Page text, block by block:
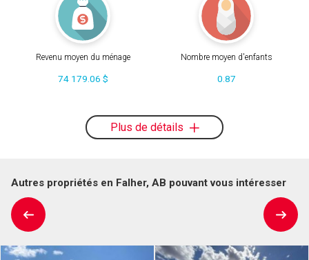
Revenu moyen du ménage
74 179.06 $
Nombre moyen d'enfants
0.87
Plus de détails
Autres propriétés en Falher, AB pouvant vous intéresser